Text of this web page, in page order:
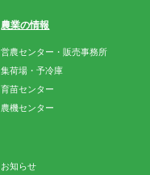
農業の情報
営農センター・販売事務所
集荷場・予冷庫
育苗センター
農機センター
お知らせ